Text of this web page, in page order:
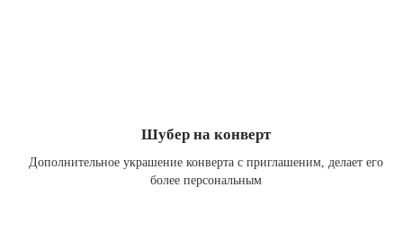
Шубер на конверт
Дополнительное украшение конверта с приглашеним, делает его
более персональным